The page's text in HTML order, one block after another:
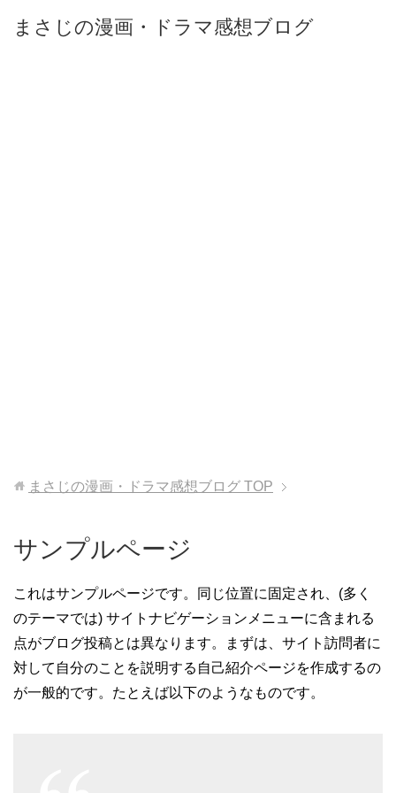
まさじの漫画・ドラマ感想ブログ
まさじの漫画・ドラマ感想ブログ TOP
サンプルページ
これはサンプルページです。同じ位置に固定され、(多く
のテーマでは) サイトナビゲーションメニューに含まれる
点がブログ投稿とは異なります。まずは、サイト訪問者に
対して自分のことを説明する自己紹介ページを作成するの
が一般的です。たとえば以下のようなものです。